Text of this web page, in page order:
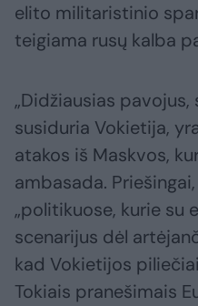
elito militaristinio
teigiama rusų kalba
„Didžiausias
susiduria Vokietija,
atakos iš Maskvos,
ambasada.
„politikuose, kurie su
scenarijus dėl
kad Vokietijos
Tokiais pranešimais